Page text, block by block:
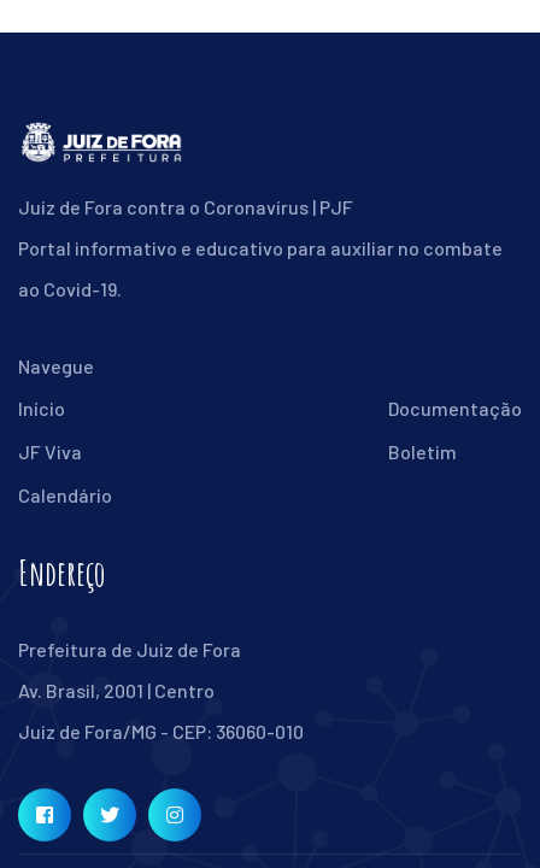
Juiz de Fora contra o Coronavírus | PJF
Portal informativo e educativo para auxiliar no combate
ao Covid-19.
Navegue
Início
JF Viva
Calendário
Documentação
Boletim
Endereço
Prefeitura de Juiz de Fora
Av. Brasil, 2001 | Centro
Juiz de Fora/MG - CEP: 36060-010